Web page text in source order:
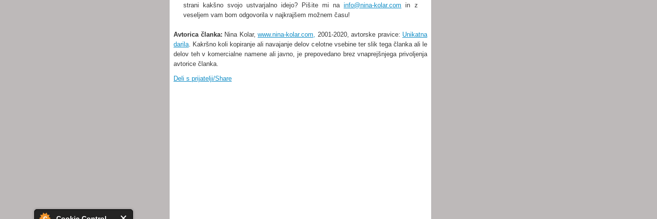
strani kakšno svojo ustvarjalno idejo? Pišite mi nainfo@nina-kolar.com in z
veseljem vam bom odgovorila v najkrajšem možnem času!
Avtorica članka: Nina Kolar, www.nina-kolar.com, 2001-2020, avtorske pravice: Unikatna
darila . Kakršno koli kopiranje ali navajanje delov celotne vsebine ter slik tega članka ali le
delov teh v komercialne namene ali javno, je prepovedano brez vnaprejšnjega privoljenja
avtorice članka.
Deli s prijatelji/Share